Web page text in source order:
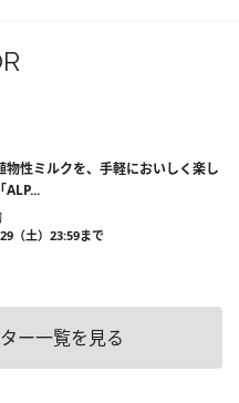
物性ミルクを、手軽においしく楽し
ALP...
（土）23:59まで
ー一覧を見る